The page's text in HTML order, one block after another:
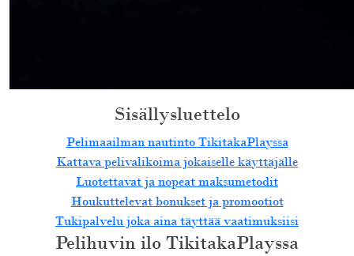
Sisällysluettelo
Pelimaailman nautinto TikitakaPlayssa
Kattava pelivalikoima jokaiselle käyttäjälle
Luotettavat ja nopeat maksumetodit
Houkuttelevat bonukset ja promootiot
Tukipalvelu joka aina täyttää vaatimuksiisi
Pelihuvin ilo TikitakaPlayssa